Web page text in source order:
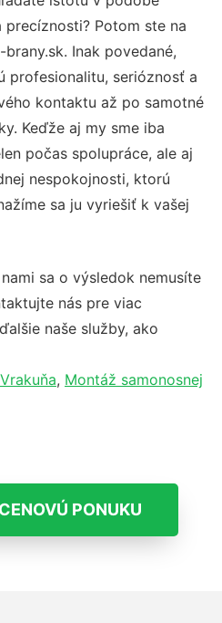
Potom ste na
Inak povedané,
profesionalitu, serióznosť a
kontaktu až po samotné
Keďže aj my sme iba
počas spolupráce, ale aj
nespokojnosti, ktorú
sa ju vyriešiť k vašej
nami sa o výsledok nemusíte
nás pre viac
naše služby, ako
, Montáž samonosnej
PONUKU